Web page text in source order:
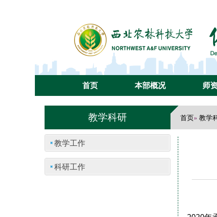
首页 本部概况 师
教学科研 首页» 教学
教学工作
科研工作